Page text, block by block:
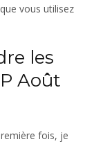
vous utilisez
les
Août
fois, je